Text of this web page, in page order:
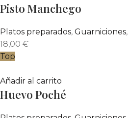
Pisto Manchego
Platos preparados, Guarniciones,
18,00 €
Top
Añadir al carrito
Huevo Poché